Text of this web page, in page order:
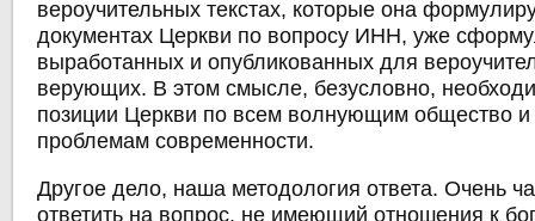
вероучительных текстах, которые она
документах Церкви по вопросу ИНН, уже
выработанных и опубликованных для
верующих. В этом смысле, безусловно,
позиции Церкви по всем волнующим общество
проблемам современности.
Другое дело, наша методология ответа. Очень
ответить на вопрос, не имеющий отношения к